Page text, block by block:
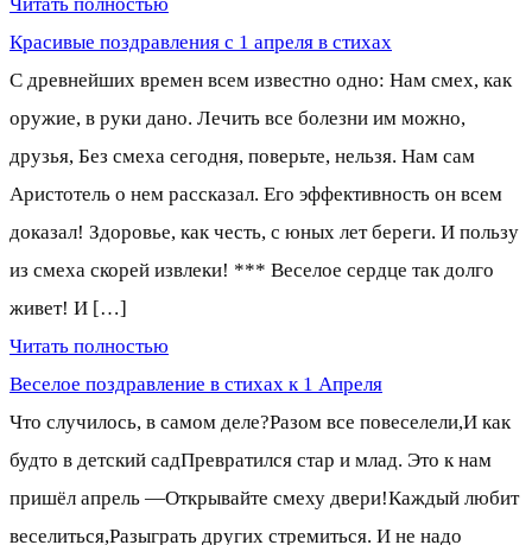
Красивые поздравления с 1 апреля в стихах
С древнейших времен всем известно одно: Нам смех, как
оружие, в руки дано. Лечить все болезни им можно,
друзья, Без смеха сегодня, поверьте, нельзя. Нам сам
Аристотель о нем рассказал. Его эффективность он всем
доказал! Здоровье, как честь, с юных лет береги. И пользу
из смеха скорей извлеки! *** Веселое сердце так долго
живет! И […]
Читать полностью
Веселое поздравление в стихах к 1 Апреля
Что случилось, в самом деле?Разом все повеселели,И как
будто в детский садПревратился стар и млад. Это к нам
пришёл апрель —Открывайте смеху двери!Каждый любит
веселиться,Разыграть других стремиться. И не надо